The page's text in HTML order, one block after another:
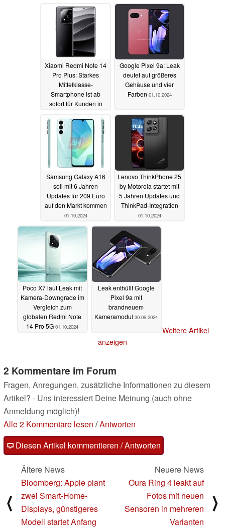
Xiaomi Redmi Note 14
Pro Plus: Starkes
Mittelklasse-
Smartphone ist ab
sofort für Kunden in
- inoffiziell 03.10.2024
Google Pixel 9a: Leak
deutet auf größeres
Gehäuse und vier
Farben 01.10.2024
Samsung Galaxy A16
soll mit 6 Jahren
Updates für 209 Euro
auf den Markt kommen
01.10.2024
Lenovo ThinkPhone 25
by Motorola startet mit
5 Jahren Updates und
ThinkPad-Integration
01.10.2024
Poco X7 laut Leak mit
Kamera-Downgrade im
Vergleich zum
globalen Redmi Note
14 Pro 5G 01.10.2024
Leak enthüllt Google
Pixel 9a mit
brandneuem
Kameramodul 30.09.2024
Weitere Artikel
anzeigen
2 Kommentare im Forum
Fragen, Anregungen, zusätzliche Informationen zu diesem
Artikel? - Uns interessiert Deine Meinung (auch ohne
Anmeldung möglich)!
Alle 2 Kommentare lesen /Antworten
Diesen Artikel kommentieren / Antworten
⟨
Ältere News
Bloomberg: Apple plant
zwei Smart-Home-
Displays, günstigeres
Modell startet Anfang
Neuere News
Oura Ring 4 leakt auf
Fotos mit neuen
Sensoren in mehreren
Varianten
⟩